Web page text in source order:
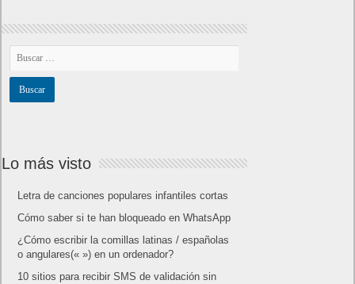
Lo más visto
Letra de canciones populares infantiles cortas
Cómo saber si te han bloqueado en WhatsApp
¿Cómo escribir la comillas latinas / españolas
o angulares(« ») en un ordenador?
10 sitios para recibir SMS de validación sin